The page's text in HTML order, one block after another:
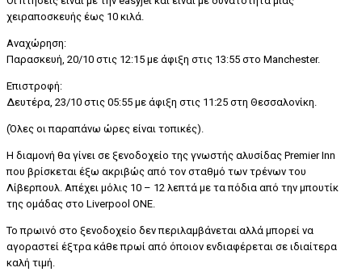
χειραποσκευής έως 10 κιλά.
Αναχώρηση:
Παρασκευή, 20/10 στις 12:15 με άφιξη στις 13:55 στο Manchester.
Επιστροφή:
Δευτέρα, 23/10 στις 05:55 με άφιξη στις 11:25 στη Θεσσαλονίκη.
(Όλες οι παραπάνω ώρες είναι τοπικές).
Η διαμονή θα γίνει σε ξενοδοχείο της γνωστής αλυσίδας Premier Inn
που βρίσκεται έξω ακριβώς από τον σταθμό των τρένων του
Λίβερπουλ. Απέχει μόλις 10 – 12 λεπτά με τα πόδια από την μπουτίκ
της ομάδας στο Liverpool ONE.
Το πρωινό στο ξενοδοχείο δεν περιλαμβάνεται αλλά μπορεί να
αγοραστεί έξτρα κάθε πρωί από όποιον ενδιαφέρεται σε ιδιαίτερα
καλή τιμή.